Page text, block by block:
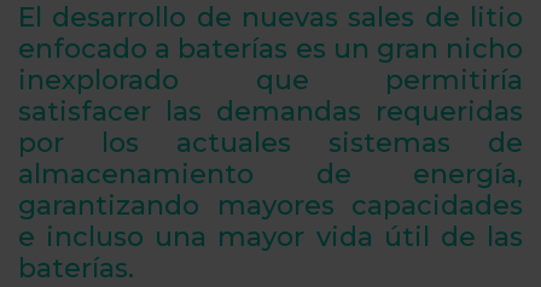
El desarrollo de nuevas sales de litio
enfocado a baterías es un gran nicho
inexplorado que permitiría
satisfacer las demandas requeridas
por los actuales sistemas de
almacenamiento de energía,
garantizando mayores capacidades
e incluso una mayor vida útil de las
baterías.